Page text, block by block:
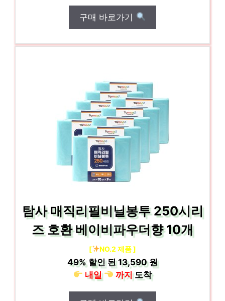
구매 바로가기
탐사 매직리필비닐봉투 250시리
즈 호환 베이비파우더향 10개
[ NO.2 제품 ]
49% 할인 된13,590 원
내일
까지도착